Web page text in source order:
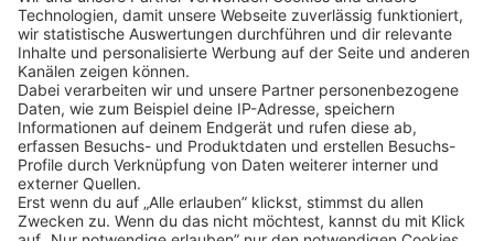
ZAHLUNGSMETHODEN
SOCIAL
NEWSLETTER